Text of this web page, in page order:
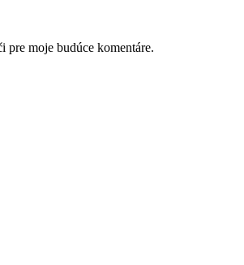
moje budúce komentáre.